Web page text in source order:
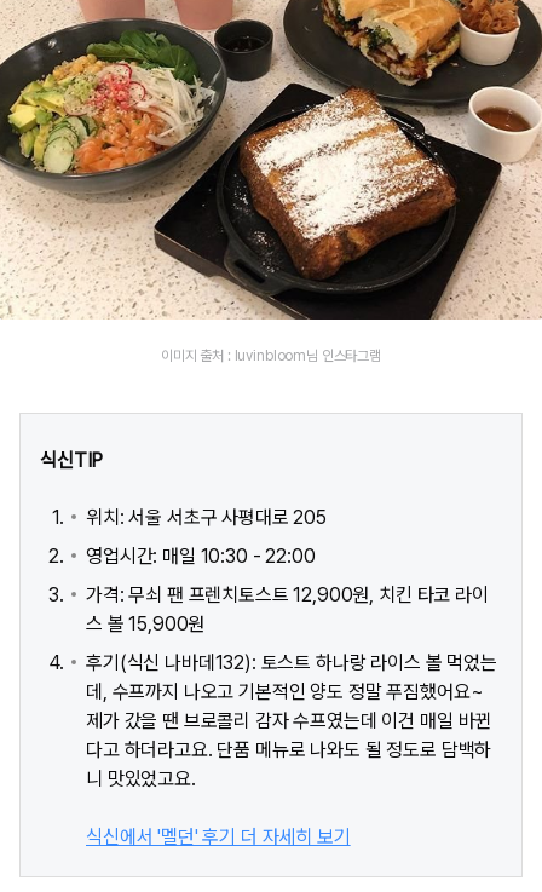
이미지 출처 : luvinbloom님 인스타그램
식신TIP
위치: 서울 서초구 사평대로 205
영업시간: 매일 10:30 - 22:00
가격: 무쇠 팬 프렌치토스트 12,900원, 치킨 타코 라이
스 볼 15,900원
후기(식신 나바데132): 토스트 하나랑 라이스 볼 먹었는
데, 수프까지 나오고 기본적인 양도 정말 푸짐했어요~
제가 갔을 땐 브로콜리 감자 수프였는데 이건 매일 바뀐
다고 하더라고요. 단품 메뉴로 나와도 될 정도로 담백하
니 맛있었고요.
식신에서 '멜던' 후기 더 자세히 보기